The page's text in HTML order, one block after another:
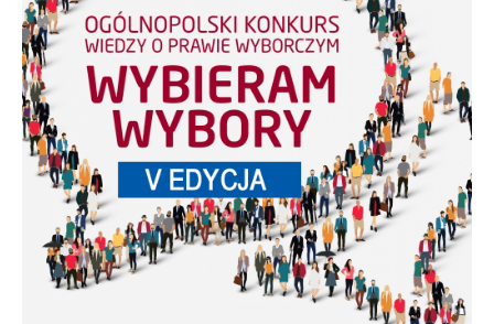
Firmy te działają w charakterze pośredników prezentujących nasze
treści w postaci wiadomości, ofert, komunikatów mediów
społecznościowych.